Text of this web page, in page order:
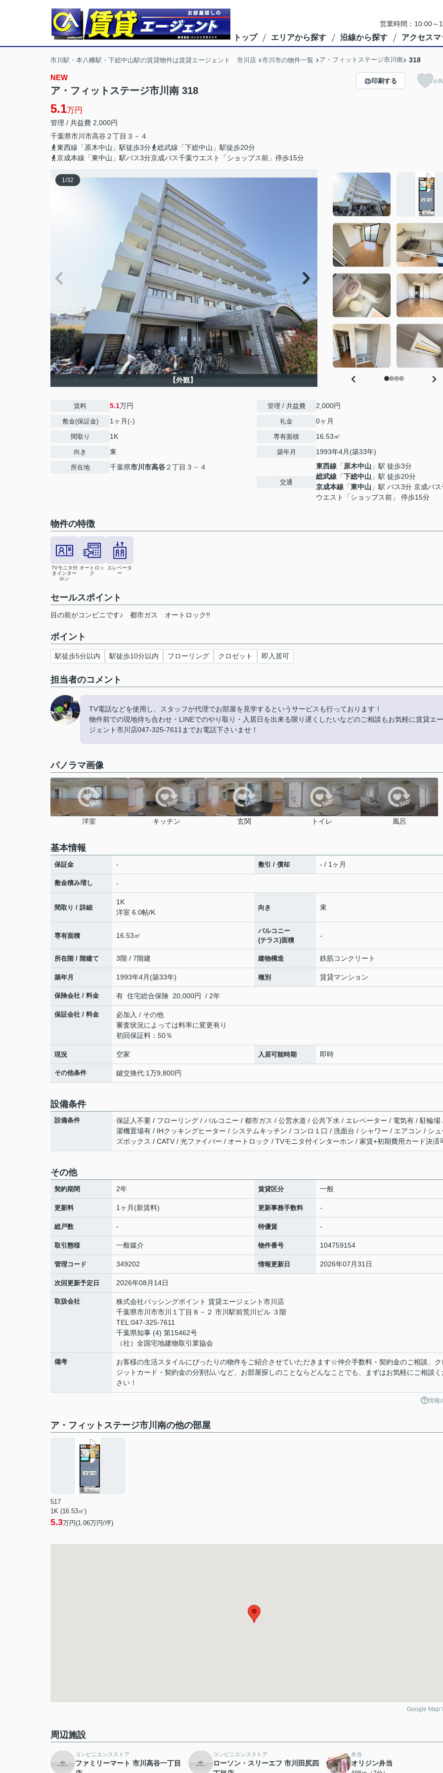
営業時間：10:00～
トップ エリアから探す 沿線から探す アクセスマ
市川駅・本八幡駅・下総中山駅の賃貸物件は賃貸エージェント 市川店 市川市の物件一覧 ア・フィットステージ市川南 318
NEW
ア・フィットステージ市川南 318
5.1万円
管理 / 共益費 2,000円
千葉県市川市高谷 ２丁目３－４
東西線「原木中山」駅徒歩3分
総武線「下総中山」駅徒歩20分
京成本線「東中山」駅バス3分京成バス千葉ウエスト「ショップス前」停歩15分
印刷する お
1/32
【外観】
賃料 5.1万円
敷金(保証金) 1ヶ月(-)
間取り 1K
向き 東
所在地 千葉県市川市高谷２丁目３－４
管理 / 共益費 2,000円
礼金 0ヶ月
専有面積 16.53㎡
築年月 1993年4月(築33年)
交通
東西線 「原木中山 」駅 徒歩3分
総武線 「下総中山 」駅 徒歩20分
京成本線 「東中山 」駅 バス3分 京成バ
ウエスト「ショップス前」 停歩15分
物件の特徴
TVモニタ付
きインター
ホン
オートロッ
ク
エレベータ
ー
セールスポイント
目の前がコンビニです♪ 都市ガス オートロック!!
ポイント
駅徒歩5分以内 駅徒歩10分以内 フローリング クロゼット 即入居可
担当者のコメント
TV電話などを使用し、スタッフが代理でお部屋を見学するというサービスも行っております！
物件前での現地待ち合わせ・LINEでのやり取り・入居日を出来る限り遅くしたいなどのご相談もお気軽に賃貸エー
ジェント市川店047-325-7611までお電話下さいませ！
パノラマ画像
洋室 キッチン 玄関 トイレ 風呂
基本情報
保証金 - 敷引 / 償却 - / 1ヶ月
敷金積み増し -
間取り / 詳細
1K
洋室 6.0帖/K
向き 東
専有面積 16.53㎡
バルコニー
(テラス)面積
-
所在階 / 階建て 3階 / 7階建 建物構造 鉄筋コンクリート
築年月 1993年4月(築33年) 種別 賃貸マンション
保険会社 / 料金 有 住宅総合保険 20,000円 / 2年
保証会社 / 料金
必加入 / その他
審査状況によっては料率に変更有り
初回保証料：50％
現況 空家 入居可能時期 即時
その他条件 鍵交換代:1万9,800円
設備条件
設備条件
保証人不要 / フローリング / バルコニー / 都市ガス / 公営水道 / 公共下水 / エレベーター / 電気有 / 駐輪場
濯機置場有 / IHクッキングヒーター / システムキッチン / コンロ１口 / 洗面台 / シャワー / エアコン / シュ
ズボックス / CATV / 光ファイバー / オートロック / TVモニタ付インターホン / 家賃+初期費用カード決済
その他
契約期間 2年 賃貸区分 一般
更新料 1ヶ月(新賃料) 更新事務手数料 -
総戸数 - 特優賃 -
取引態様 一般媒介 物件番号 104759154
管理コード 349202 情報更新日 2026年07月31日
次回更新予定日 2026年08月14日
取扱会社
株式会社パッシングポイント 賃貸エージェント市川店
千葉県市川市市川１丁目８－２ 市川駅前荒川ビル ３階
TEL:047-325-7611
千葉県知事 (4) 第15462号
（社）全国宅地建物取引業協会
備考
お客様の生活スタイルにぴったりの物件をご紹介させていただきます☆仲介手数料・契約金のご相談、ク
ジットカード・契約金の分割払いなど、お部屋探しのことならどんなことでも、まずはお気軽にご相談く
さい！
情報
ア・フィットステージ市川南の他の部屋
517
1K (16.53㎡)
5.3万円(1.06万円/坪)
Google Map
周辺施設
コンビニエンスストア
ファミリーマート 市川高谷一丁目
コンビニエンスストア
ローソン・スリーエフ 市川田尻四
弁当
オリジン弁当